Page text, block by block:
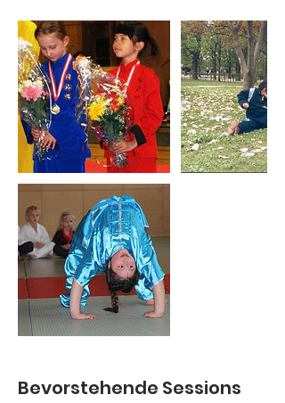
Bevorstehende Sessions